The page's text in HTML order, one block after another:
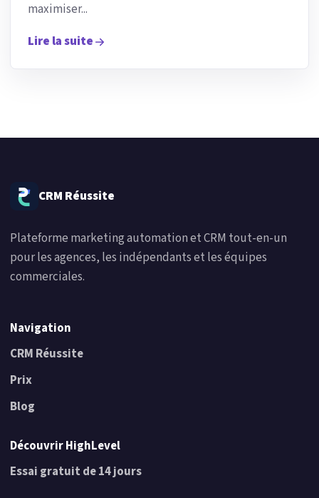
maximiser...
Lire la suite
CRM Réussite
Plateforme marketing automation et CRM tout-en-un
pour les agences, les indépendants et les équipes
commerciales.
Navigation
CRM Réussite
Prix
Blog
Découvrir HighLevel
Essai gratuit de 14 jours